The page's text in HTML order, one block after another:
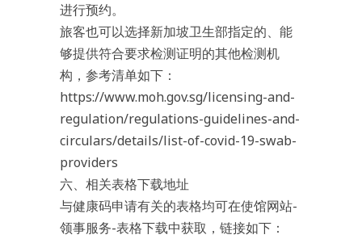
进行预约。
旅客也可以选择新加坡卫生部指定的、能
够提供符合要求检测证明的其他检测机
构，参考清单如下：
https://www.moh.gov.sg/licensing-and-
regulation/regulations-guidelines-and-
circulars/details/list-of-covid-19-swab-
providers
六、相关表格下载地址
与健康码申请有关的表格均可在使馆网站-
领事服务-表格下载中获取，链接如下：